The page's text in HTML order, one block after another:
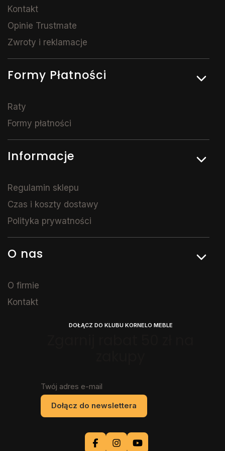
Kontakt
Opinie Trustmate
Zwroty i reklamacje
Formy Płatności
Raty
Formy płatności
Informacje
Regulamin sklepu
Czas i koszty dostawy
Polityka prywatności
O nas
O firmie
Kontakt
DOŁĄCZ DO KLUBU KORNELO MEBLE
Twój adres e-mail
Dołącz do newslettera